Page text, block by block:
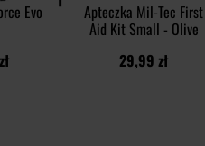
Evo Apteczka Mil-Tec First
Aid Kit Small - Olive
29,99 zł